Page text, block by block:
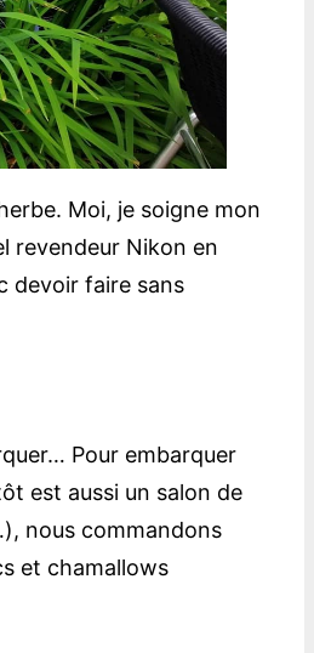
Moi, je soigne mon
revendeur Nikon en
devoir faire sans
Pour embarquer
est aussi un salon de
nous commandons
et chamallows